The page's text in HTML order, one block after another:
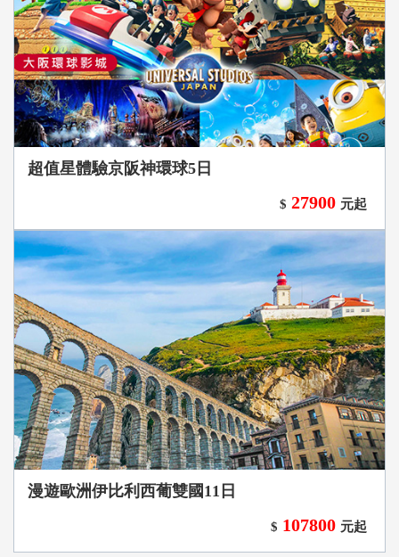
超值星體驗京阪神環球5日
$ 27900 元起
漫遊歐洲伊比利西葡雙國11日
$ 107800 元起